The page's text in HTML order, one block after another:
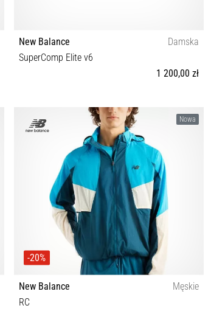
New Balance
Damska
SuperComp Elite v6
1 200,00 zł
33½ 36 37 37½ 38 38½ 39½ 40 40½ 41½ 42Nowa
-20%
New Balance
Męskie
RC